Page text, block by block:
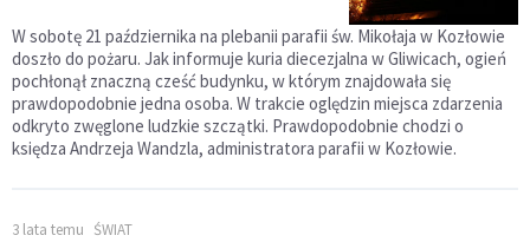
W sobotę 21 października na plebanii parafii św. Mikołaja w Kozłowie
doszło do pożaru. Jak informuje kuria diecezjalna w Gliwicach, ogień
pochłonął znaczną cześć budynku, w którym znajdowała się
prawdopodobnie jedna osoba. W trakcie oględzin miejsca zdarzenia
odkryto zwęglone ludzkie szczątki. Prawdopodobnie chodzi o
księdza Andrzeja Wandzla, administratora parafii w Kozłowie.
3 lata temu ŚWIAT